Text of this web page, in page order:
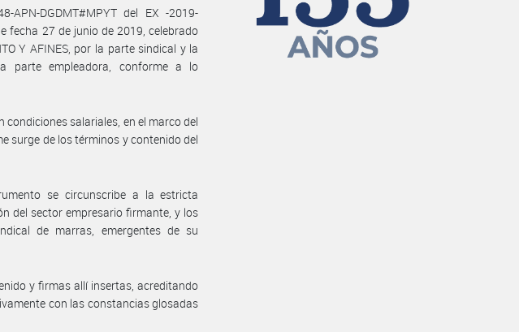
DGDMT#MPYT del EX -2019-
fecha 27 de junio de 2019, celebrado
Y AFINES, por la parte sindical y la
la parte empleadora, conforme a lo
salariales, en el marco del
surge de los términos y contenido del
se circunscribe a la estricta
del sector empresario firmante, y los
de marras, emergentes de su
y firmas allí insertas, acreditando
con las constancias glosadas